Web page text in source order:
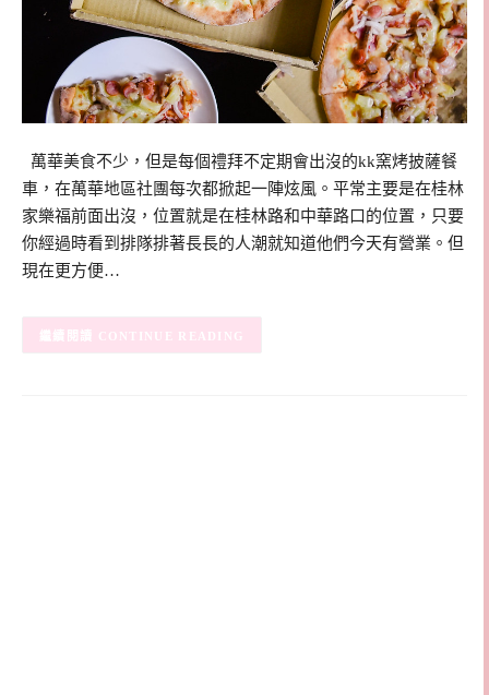
萬華美食不少，但是每個禮拜不定期會出沒的kk窯烤披薩餐
車，在萬華地區社團每次都掀起一陣炫風。平常主要是在桂林
家樂福前面出沒，位置就是在桂林路和中華路口的位置，只要
你經過時看到排隊排著長長的人潮就知道他們今天有營業。但
現在更方便…
CONTINUE READING